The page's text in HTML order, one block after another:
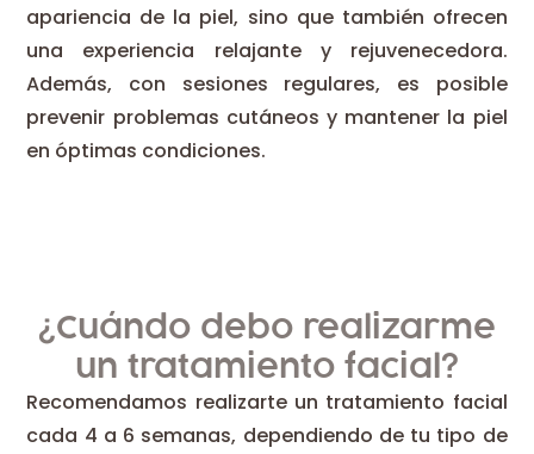
apariencia de la piel, sino que también ofrecen
una experiencia relajante y rejuvenecedora.
Además, con sesiones regulares, es posible
prevenir problemas cutáneos y mantener la piel
en óptimas condiciones.
¿Cuándo debo realizarme
un tratamiento facial?
Recomendamos realizarte un tratamiento facial
cada 4 a 6 semanas, dependiendo de tu tipo de